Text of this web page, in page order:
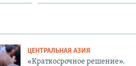
ЦЕНТРАЛЬНАЯ АЗИЯ
«Краткосрочное решение».